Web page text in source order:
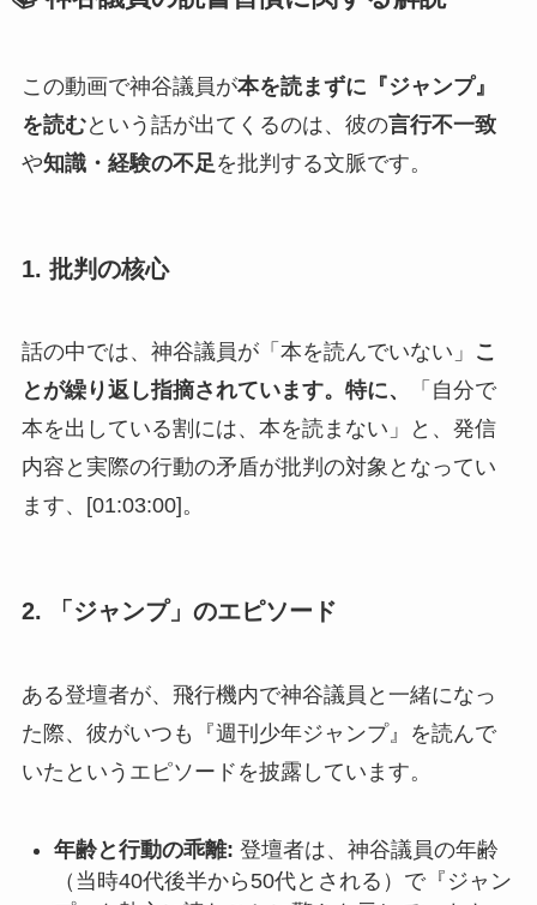
この動画で神谷議員が本を読まずに『ジャンプ』
を読むという話が出てくるのは、彼の言行不一致
や知識・経験の不足 を批判する文脈です。
1. 批判の核心
話の中では、神谷議員が「本を読んでいない」 こ
とが繰り返し指摘されています。特に、
「自分で
本を出している割には、本を読まない」と、発信
内容と実際の行動の矛盾が批判の対象となってい
ます、[01:03:00]。
2. 「ジャンプ」のエピソード
ある登壇者が、飛行機内で神谷議員と一緒になっ
た際、彼がいつも『週刊少年ジャンプ』を読んで
いたというエピソードを披露しています。
年齢と行動の乖離: 登壇者は、神谷議員の年齢
（当時40代後半から50代とされる）で『ジャン